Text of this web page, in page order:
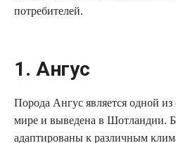
потребителей.
1. Ангус
Порода Ангус является одной
мире и выведена в Шотландии.
адаптированы к различным